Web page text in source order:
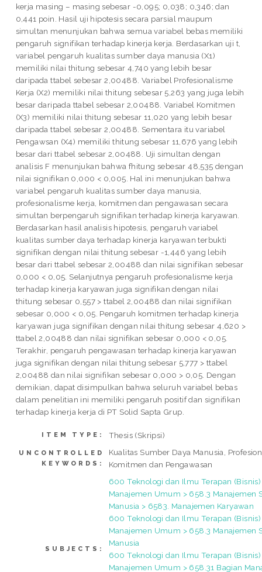
kerja masing – masing sebesar -0,095; 0,038; 0,346; dan
0,441 poin. Hasil uji hipotesis secara parsial maupum
simultan menunjukan bahwa semua variabel bebas memiliki
pengaruh signifikan terhadap kinerja kerja. Berdasarkan uji t,
variabel pengaruh kualitas sumber daya manusia (X1)
memiliki nilai thitung sebesar 4,740 yang lebih besar
daripada ttabel sebesar 2,00488. Variabel Profesionalisme
Kerja (X2) memiliki nilai thitung sebesar 5,263 yang juga lebih
besar daripada ttabel sebesar 2,00488. Variabel Komitmen
(X3) memiliki nilai thitung sebesar 11,020 yang lebih besar
daripada ttabel sebesar 2,00488. Sementara itu variabel
Pengawsan (X4) memiliki thitung sebesar 11,676 yang lebih
besar dari ttabel sebesar 2,00488. Uji simultan dengan
analisis F menunjukan bahwa fhitung sebesar 48,535 dengan
nilai signifikan 0,000 < 0,005. Hal ini menunjukan bahwa
variabel pengaruh kualitas sumber daya manusia,
profesionalisme kerja, komitmen dan pengawasan secara
simultan berpengaruh signifikan terhadap kinerja karyawan.
Berdasarkan hasil analisis hipotesis, pengaruh variabel
kualitas sumber daya terhadap kinerja karyawan terbukti
signifikan dengan nilai thitung sebesar -1,446 yang lebih
besar dari ttabel sebesar 2,00488 dan nilai signifikan sebesar
0,000 < 0,05. Selanjutnya pengaruh profesionalisme kerja
terhadap kinerja karyawan juga signifikan dengan nilai
thitung sebesar 0,557 > ttabel 2,00488 dan nilai signifikan
sebesar 0,000 < 0,05. Pengaruh komitmen terhadap kinerja
karyawan juga signifikan dengan nilai thitung sebesar 4,620 >
ttabel 2,00488 dan nilai signifikan sebesar 0,000 < 0,05.
Terakhir, pengaruh pengawasan terhadap kinerja karyawan
juga signifikan dengan nilai thitung sebesar 5,777 > ttabel
2,00488 dan nilai signifikan sebesar 0,000 > 0,05. Dengan
demikian, dapat disimpulkan bahwa seluruh variabel bebas
dalam penelitian ini memiliki pengaruh positif dan signifikan
terhadap kinerja kerja di PT Solid Sapta Grup.
ITEM TYPE: Thesis (Skripsi)
UNCONTROLLED
KEYWORDS:
Kualitas Sumber Daya Manusia,
Komitmen dan Pengawasan
SUBJECTS:
600 Teknologi dan Ilmu Terapan
Manajemen Umum > 658.3 Manajemen
Manusia > 6583. Manajemen Karyawan
600 Teknologi dan Ilmu Terapan
Manajemen Umum > 658.3 Manajemen
Manusia
600 Teknologi dan Ilmu Terapan
Manajemen Umum > 658.31 Bagian